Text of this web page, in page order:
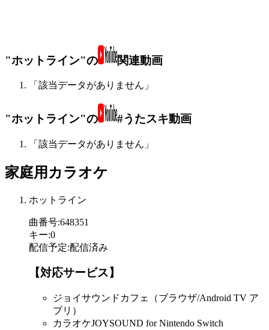
"ホットライン"の 関連動画
「該当データがありません」
"ホットライン"の #うたスキ動画
「該当データがありません」
家庭用カラオケ
ホットライン
曲番号:648351
キー:0
配信予定:配信済み
【対応サービス】
ジョイサウンドカフェ（ブラウザ/Android TV ア
プリ）
カラオケJOYSOUND for Nintendo Switch